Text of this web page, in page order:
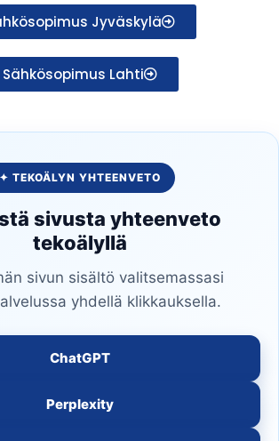
Jyväskylä
Sähkösopimus Lahti
✦ TEKOÄLYN YHTEENVETO
sivusta yhteenveto
tekoälyllä
sivun sisältö valitsemassasi
yhdellä klikkauksella.
ChatGPT
Perplexity